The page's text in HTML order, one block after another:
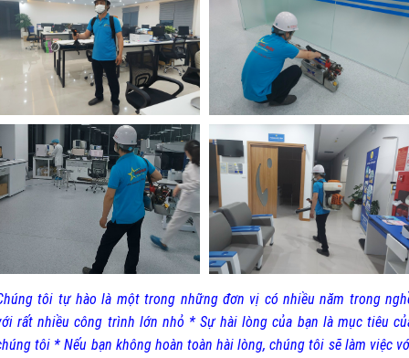
tôi tự hào là một trong những đơn vị có nhiều năm trong
rất nhiều công trình lớn nhỏ * Sự hài lòng của bạn là mục tiêu
tôi * Nếu bạn không hoàn toàn hài lòng, chúng tôi sẽ làm việc